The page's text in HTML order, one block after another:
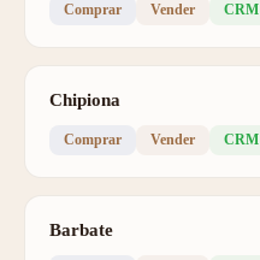
Comprar Vender CRM
Chipiona
Comprar Vender CRM
Barbate